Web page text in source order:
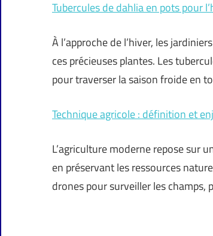
Tubercules de dahlia en pots pour
À l’approche de l’hiver, les
ces précieuses plantes. Les
pour traverser la saison froide en
Technique agricole : définition et
L’agriculture moderne repose sur
en préservant les ressources
drones pour surveiller les